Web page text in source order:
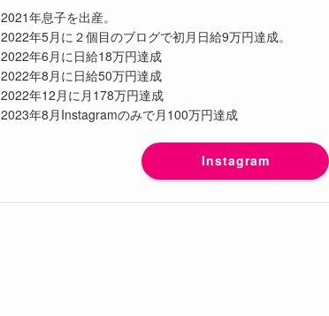
2021年息子を出産。
2022年5月に２個目のブログで初月日給9万円達成。
2022年6月に日給18万円達成
2022年8月に日給50万円達成
2022年12月に月178万円達成
2023年8月Instagramのみで月100万円達成
Instagram